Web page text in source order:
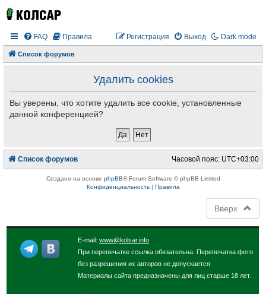
Dark mode
FAQ Правила Выход
Регистрация
Список форумов
Удалить cookies
Вы уверены, что хотите удалить все cookie, установленные
данной конференцией?
Список форумов Часовой пояс: UTC+03:00
Создано на основе phpBB® Forum Software © phpBB Limited
Конфиденциальность| Правила
Вверх
E-mail:www@kolsar.info
При перепечатке ссылка обязательна. Перепечатка фото
без разрешения их авторов не допускается.
Материалы сайта предназначены для лиц старше 18 лет.